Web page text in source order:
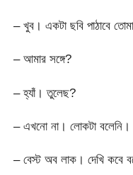
– খুব। একটা ছবি পাঠাবে
– আমার সঙ্গে?
– হ্যাঁ। তুলেছ?
– এখনো না। লোকটা
– বেস্ট অব লাক। দেখি কবে